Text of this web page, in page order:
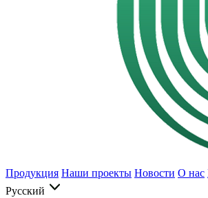
Продукция Наши проекты Новости О нас
Русский